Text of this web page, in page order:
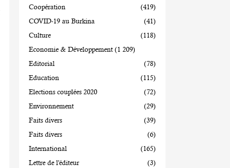
Coopération
(419)
COVID-19 au Burkina
(41)
Culture
(118)
Economie & Développement (1 209)
Editorial
(78)
Education
(115)
Elections couplées 2020
(72)
Environnement
(29)
Faits divers
(39)
Faits divers
(6)
International
(165)
Lettre de l'éditeur
(3)